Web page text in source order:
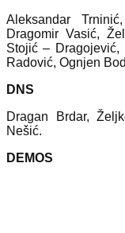
Aleksandar
Dragomir Vasić,
Stojić – Dragojević,
Radović, Ognjen
DNS
Dragan Brdar,
Nešić.
DEMOS